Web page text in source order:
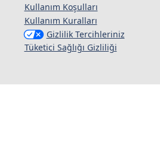
Kullanım Koşulları
Kullanım Kuralları
Gizlilik Tercihleriniz
Tüketici Sağlığı Gizliliği